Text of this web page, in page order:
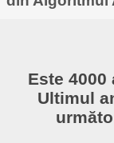
Este
Ultimul